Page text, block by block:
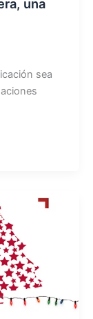
una
sea